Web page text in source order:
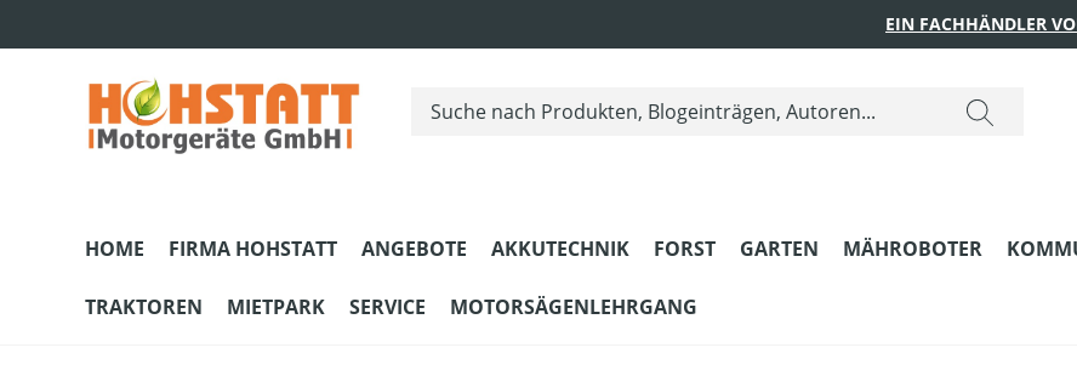
EIN FACHHÄNDLER
HOME FIRMA HOHSTATT ANGEBOTE AKKUTECHNIK FORST GARTEN MÄHROBOTER
TRAKTOREN MIETPARK SERVICE MOTORSÄGENLEHRGANG